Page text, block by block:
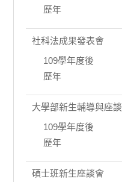
歷年
社科法成果發表會
109學年度後
歷年
大學部新生輔導與座談
109學年度後
歷年
碩士班新生座談會